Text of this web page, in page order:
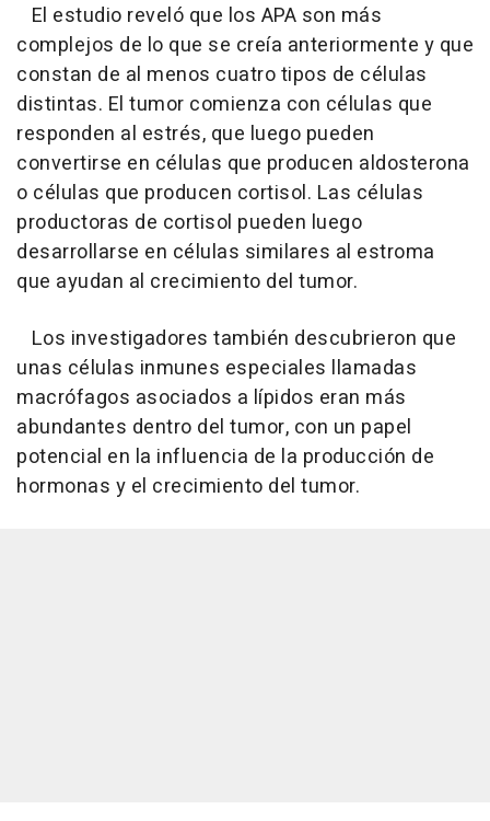
El estudio reveló que los APA son más
complejos de lo que se creía anteriormente y que
constan de al menos cuatro tipos de células
distintas. El tumor comienza con células que
responden al estrés, que luego pueden
convertirse en células que producen aldosterona
o células que producen cortisol. Las células
productoras de cortisol pueden luego
desarrollarse en células similares al estroma
que ayudan al crecimiento del tumor.
Los investigadores también descubrieron que
unas células inmunes especiales llamadas
macrófagos asociados a lípidos eran más
abundantes dentro del tumor, con un papel
potencial en la influencia de la producción de
hormonas y el crecimiento del tumor.